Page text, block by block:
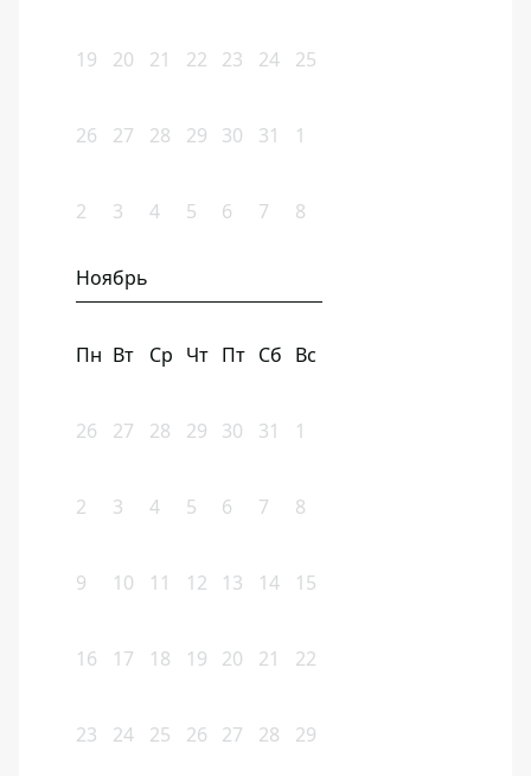
19 20 21 22 23 24 25
26 27 28 29 30 31 1
2 3 4 5 6 7 8
Ноябрь
Пн Вт Ср Чт Пт Сб Вс
26 27 28 29 30 31 1
2 3 4 5 6 7 8
9 10 11 12 13 14 15
16 17 18 19 20 21 22
23 24 25 26 27 28 29